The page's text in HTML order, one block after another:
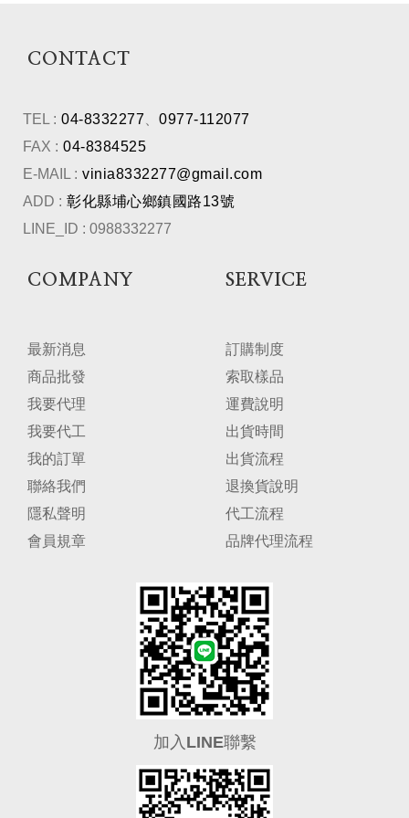
CONTACT
TEL : 04-8332277
0977-112077
FAX : 04-8384525
E-MAIL : vinia8332277@gmail.com
ADD : 彰化縣埔心鄉鎮國路13號
LINE_ID : 0988332277
COMPANY
最新消息
商品批發
我要代理
我要代工
我的訂單
聯絡我們
隱私聲明
會員規章
SERVICE
訂購制度
索取樣品
運費說明
出貨時間
出貨流程
退換貨說明
代工流程
品牌代理流程
加入LINE聯繫